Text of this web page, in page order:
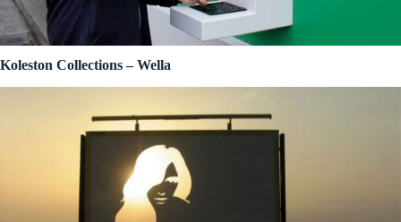
Koleston Collections – Wella